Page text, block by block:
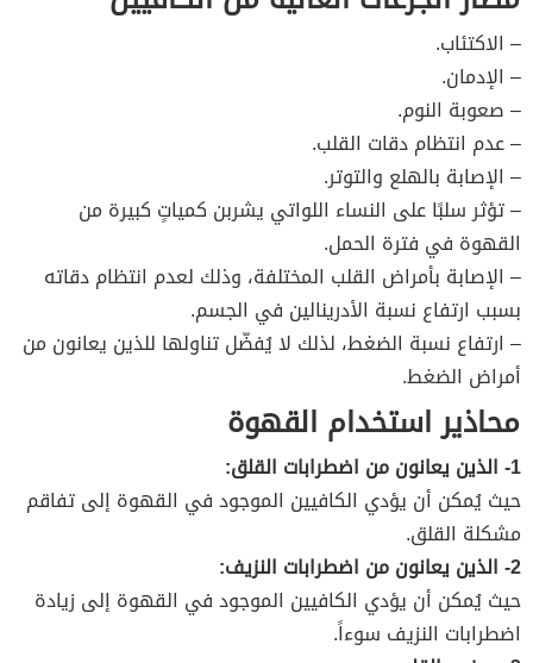
– الاكتئاب.
– الإدمان.
– صعوبة النوم.
– عدم انتظام دقات القلب.
– الإصابة بالهلع والتوتر.
– تؤثر سلبًا على النساء اللواتي يشربن كمياتٍ كبيرة من
القهوة في فترة الحمل.
– الإصابة بأمراض القلب المختلفة، وذلك لعدم انتظام دقاته
بسبب ارتفاع نسبة الأدرينالين في الجسم.
– ارتفاع نسبة الضغط، لذلك لا يُفضّل تناولها للذين يعانون من
أمراض الضغط.
محاذير استخدام القهوة
1- الذين يعانون من اضطرابات القلق:
حيث يُمكن أن يؤدي الكافيين الموجود في القهوة إلى تفاقم
مشكلة القلق.
2- الذين يعانون من اضطرابات النزيف:
حيث يُمكن أن يؤدي الكافيين الموجود في القهوة إلى زيادة
اضطرابات النزيف سوءاً.